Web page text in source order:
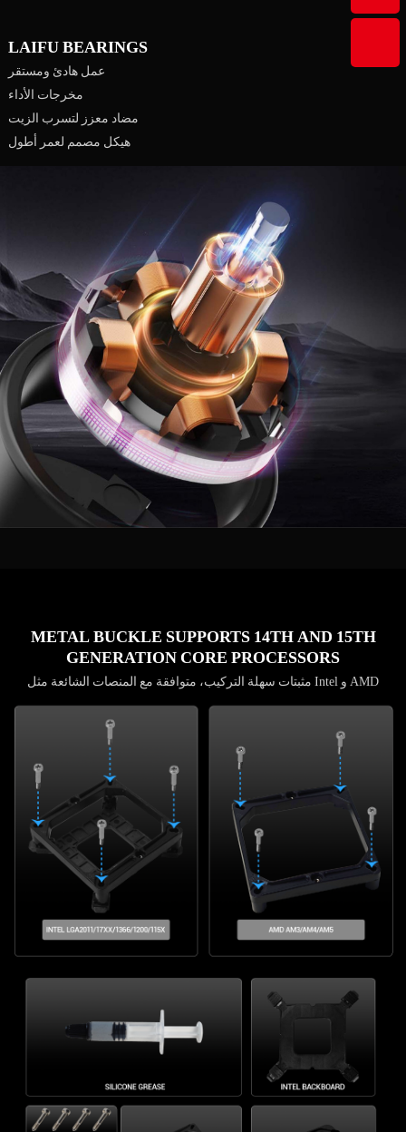
LAIFU BEARINGS
عمل هادئ ومستقر
مخرجات الأداء
مضاد معزز لتسرب الزيت
هيكل مصمم لعمر أطول
METAL BUCKLE SUPPORTS 14TH AND 15TH
GENERATION CORE PROCESSORS
مثبتات سهلة التركيب، متوافقة مع المنصات الشائعة مثل Intel و AMD